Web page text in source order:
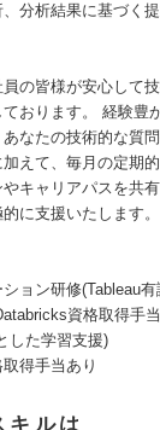
、分析結果に基づく
の皆様が安心して
おります。 経験豊
なたの技術的な質
えて、毎月の定期
キャリアパスを共
に支援いたします。
ション研修(Tableau
資格取得手
した学習支援)
得手当あり
キルは